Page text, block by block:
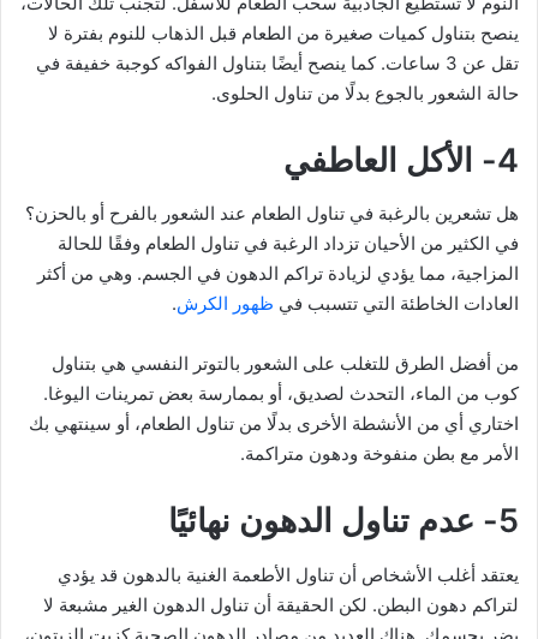
ينصح بتناول كميات صغيرة من الطعام قبل الذهاب للنوم بفترة لا
تقل عن 3 ساعات. كما ينصح أيضًا بتناول الفواكه كوجبة خفيفة في
حالة الشعور بالجوع بدلًا من تناول الحلوى.
4- الأكل العاطفي
هل تشعرين بالرغبة في تناول الطعام عند الشعور بالفرح أو بالحزن؟
في الكثير من الأحيان تزداد الرغبة في تناول الطعام وفقًا للحالة
المزاجية، مما يؤدي لزيادة تراكم الدهون في الجسم. وهي من أكثر
العادات الخاطئة التي تتسبب في ظهور الكرش.
من أفضل الطرق للتغلب على الشعور بالتوتر النفسي هي بتناول
كوب من الماء، التحدث لصديق، أو بممارسة بعض تمرينات اليوغا.
اختاري أي من الأنشطة الأخرى بدلًا من تناول الطعام، أو سينتهي بك
الأمر مع بطن منفوخة ودهون متراكمة.
5- عدم تناول الدهون نهائيًا
يعتقد أغلب الأشخاص أن تناول الأطعمة الغنية بالدهون قد يؤدي
لتراكم دهون البطن. لكن الحقيقة أن تناول الدهون الغير مشبعة لا
يضر بجسمك. هناك العديد من مصادر الدهون الصحية كزيت الزيتون،